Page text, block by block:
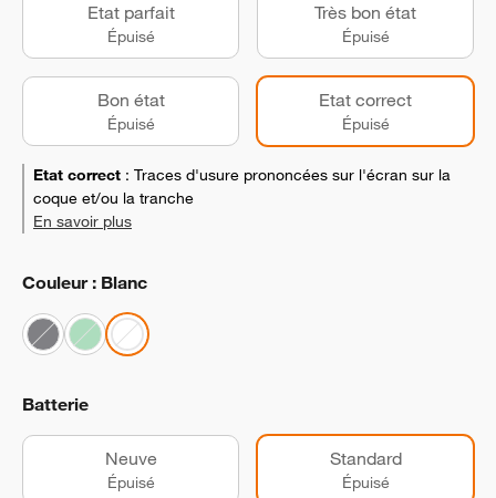
Etat parfait
Épuisé
Très bon état
Épuisé
Bon état
Épuisé
Etat correct
Épuisé
Etat correct : Traces d'usure prononcées sur l'écran sur la
coque et/ou la tranche
En savoir plus
Couleur : Blanc
Batterie
Neuve
Épuisé
Standard
Épuisé